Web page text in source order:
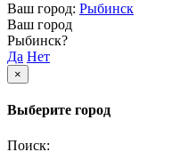
Ваш город: Рыбинск
Ваш город
Рыбинск?
Да Нет
×
Выберите город
Поиск: